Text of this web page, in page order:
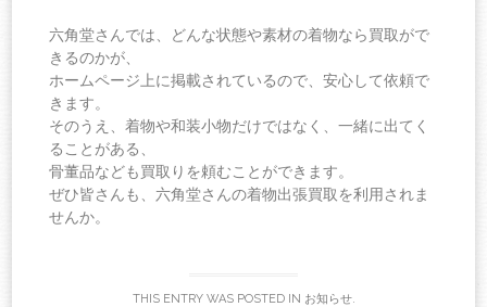
六角堂さんでは、どんな状態や素材の着物なら買取がで
きるのかが、
ホームページ上に掲載されているので、安心して依頼で
きます。
そのうえ、着物や和装小物だけではなく、一緒に出てく
ることがある、
骨董品なども買取りを頼むことができます。
ぜひ皆さんも、六角堂さんの着物出張買取を利用されま
せんか。
THIS ENTRY WAS POSTED IN お知らせ.